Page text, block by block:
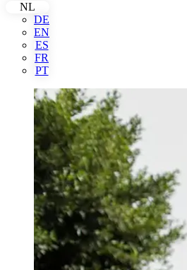
NL
DE
EN
ES
FR
PT